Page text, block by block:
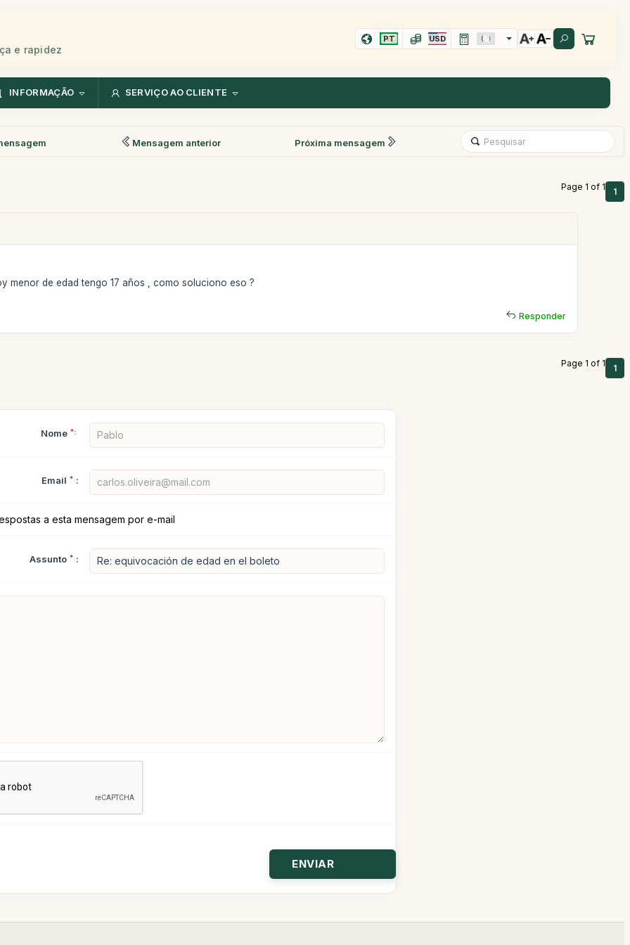
e rapidez
PT USD
INFORMAÇÃO SERVIÇO AO CLIENTE
Mensagem anterior Próxima mensagem
Page 1 of 1 1
menor de edad tengo 17 años , como soluciono eso ?
Responder
Page 1 of 1 1
Nome *:
Email * :
a esta mensagem por e-mail
Assunto * :